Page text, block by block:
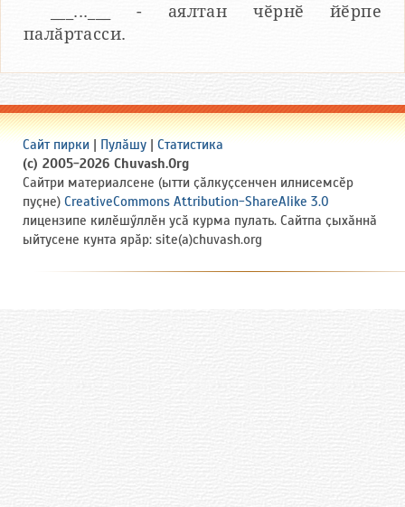
___...___ - аялтан чӗрнӗ йӗрпе
палӑртасси.
Сайт пирки | Пулӑшу | Статистика
(c) 2005-2026 Chuvash.Org
Сайтри материалсене (ытти ҫӑлкуҫсенчен илнисемсӗр
пуҫне) CreativeCommons Attribution-ShareAlike 3.0
лицензипе килӗшӳллӗн усӑ курма пулать. Сайтпа ҫыхӑннӑ
ыйтусене кунта ярӑр: site(a)chuvash.org